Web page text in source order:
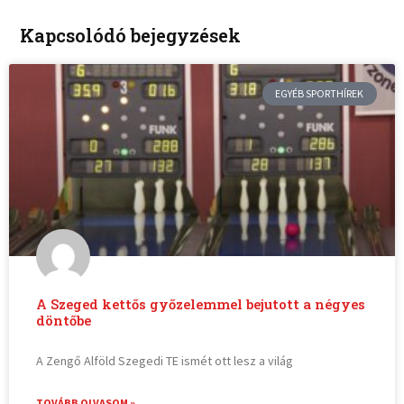
Kapcsolódó bejegyzések
EGYÉB SPORTHÍREK
A Szeged kettős győzelemmel bejutott a négyes
döntőbe
A Zengő Alföld Szegedi TE ismét ott lesz a világ